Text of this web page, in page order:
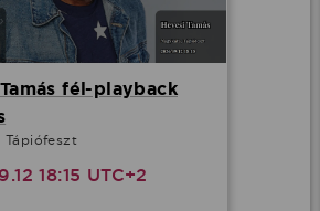
fél-playback
Tápiófeszt
18:15 UTC+2